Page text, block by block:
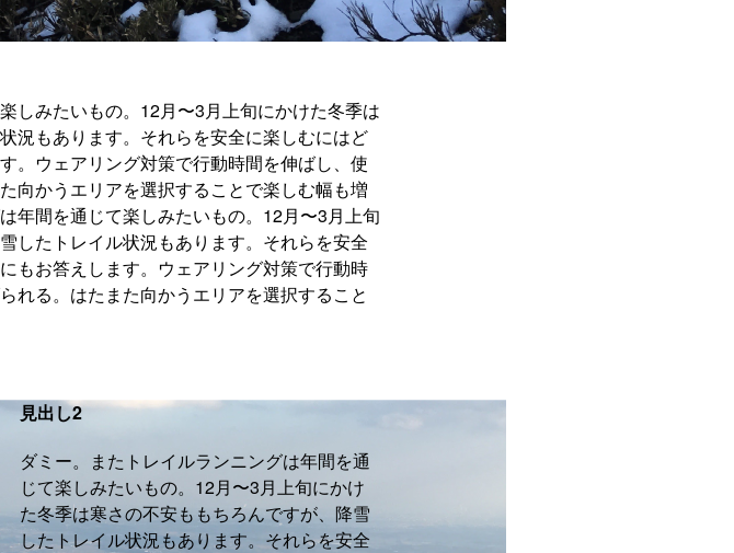
しみたいもの。12月〜3月上旬にかけた冬季は
況もあります。それらを安全に楽しむにはど
。ウェアリング対策で行動時間を伸ばし、使
向かうエリアを選択することで楽しむ幅も増
年間を通じて楽しみたいもの。12月〜3月上旬
したトレイル状況もあります。それらを安全
もお答えします。ウェアリング対策で行動時
れる。はたまた向かうエリアを選択すること
見出し2
ダミー。またトレイルランニングは年間を通
じて楽しみたいもの。12月〜3月上旬にかけ
た冬季は寒さの不安ももちろんですが、降雪
したトレイル状況もあります。それらを安全